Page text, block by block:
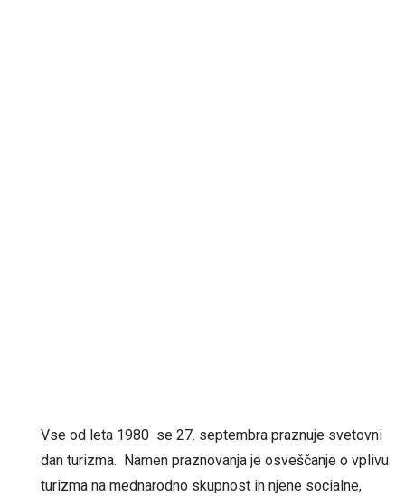
Vse od leta 1980 se 27. septembra praznuje svetovni
dan turizma. Namen praznovanja je osveščanje o vplivu
turizma na mednarodno skupnost in njene socialne,